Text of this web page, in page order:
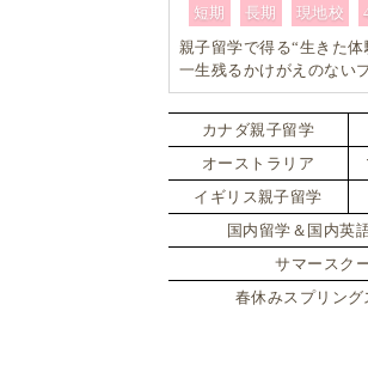
短期 長期 現地校
親子留学で得る“生きた
一生残るかけがえのない
キングマザーにもおす
めるオーストラリア親子
カナダ親子留学
オーストラリア
イギリス親子留学
国内留学＆国内英
サマースク
春休みスプリン